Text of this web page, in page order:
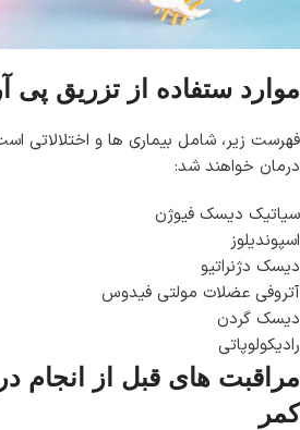
موارد ستفاده از تزریق پی
فهرست زیر، شامل بیماری ها و اختلالاتی
درمان خواهند شد:
سیاتیک دیسک فیوژن
اسپوندیلوز
دیسک دژنراتیو
آتروفی عضلات مولتی فیدوس
دیسک گردن
رادیکولوپاتی
مراقبت های قبل از انجام
کمر